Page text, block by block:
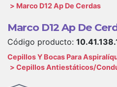
Marco D12 Ap De Cerdas
Marco D12 Ap De
Código producto:
Cepillos Y Bocas Para
Cepillos Antiestáticos/